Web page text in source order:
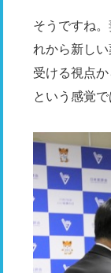
そうですね
れから新し
受ける視点
という感覚